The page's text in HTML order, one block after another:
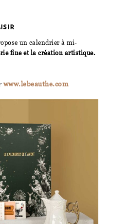
un calendrier à mi-
fine et la création artistique.
www.lebeauthe.com